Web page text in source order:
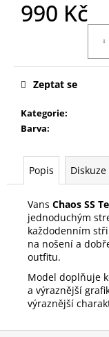
990 Kč
Kategorie:
Barva:
Zeptat se
Popis Diskuze
Vans Chaos SS
jednoduchým
každodenním
na nošení a
outfitu.
Model doplňuje
a výraznější
výraznější